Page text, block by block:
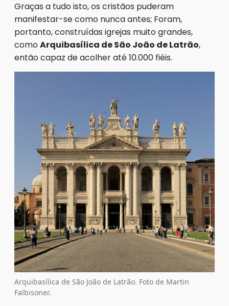
Graças a tudo isto, os cristãos puderam
manifestar-se como nunca antes; Foram,
portanto, construídas igrejas muito grandes,
comoArquibasílica de São João de Latrão,
então capaz de acolher até 10.000 fiéis.
Arquibasílica de São João de Latrão. Foto de Martin
Falbisoner.